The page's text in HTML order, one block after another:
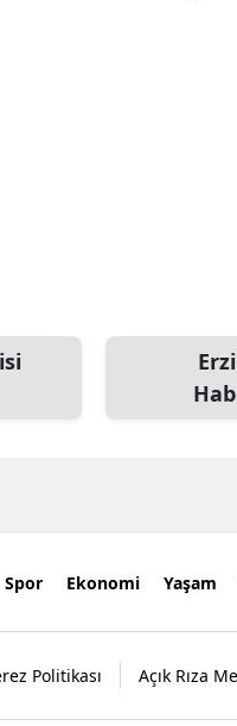
Spor Ekonomi Yaşam
Politikası Açık Rıza